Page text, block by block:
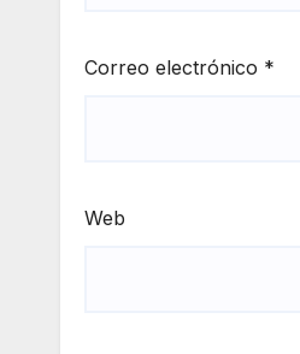
Correo electrónico *
Web